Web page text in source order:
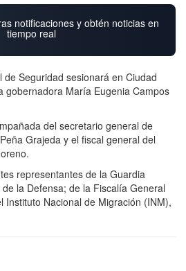
notificaciones y obtén noticias en
tiempo real
de Seguridad sesionará en Ciudad
gobernadora María Eugenia Campos
del secretario general de
Grajeda y el fiscal general del
representantes de la Guardia
la Defensa; de la Fiscalía General
Instituto Nacional de Migración (INM),